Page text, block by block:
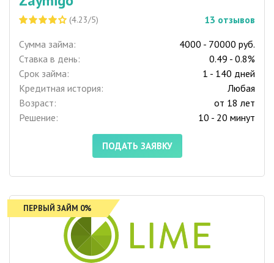
(4.23/5) 13 отзывов
Сумма займа:
4000 - 70000 руб.
Ставка в день:
0.49 - 0.8%
Срок займа:
1 - 140 дней
Кредитная история:
Любая
Возраст:
от 18 лет
Решение:
10 - 20 минут
ПОДАТЬ ЗАЯВКУ
ПЕРВЫЙ ЗАЙМ 0%